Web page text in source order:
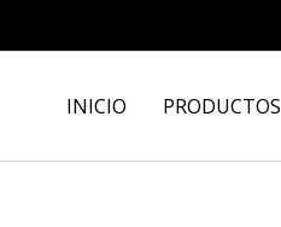
INICIO PRODUCTOS